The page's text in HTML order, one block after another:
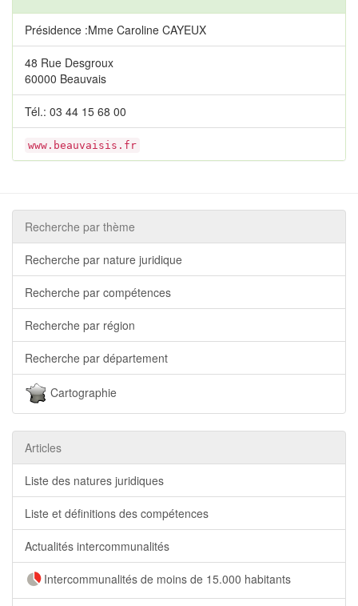
Présidence :Mme Caroline CAYEUX
48 Rue Desgroux
60000 Beauvais
Tél.: 03 44 15 68 00
www.beauvaisis.fr
Recherche par thème
Recherche par nature juridique
Recherche par compétences
Recherche par région
Recherche par département
Cartographie
Articles
Liste des natures juridiques
Liste et définitions des compétences
Actualités intercommunalités
Intercommunalités de moins de 15.000 habitants